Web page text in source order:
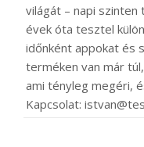
világát – napi
évek óta tesztel
időnként appokat és
terméken van már
ami tényleg megéri,
Kapcsolat: